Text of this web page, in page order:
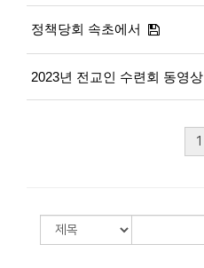
정책당회 속초에서
2023년 전교인 수련회 동영상
1